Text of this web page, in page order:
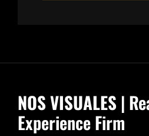
NOS VISUALES|
Experience Firm